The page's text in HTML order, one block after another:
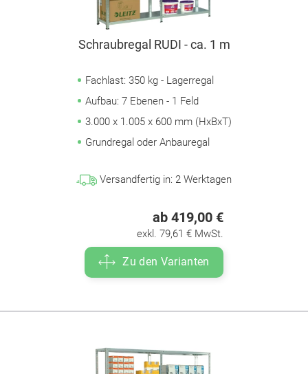
Schraubregal RUDI - ca. 1 m
Fachlast: 350 kg - Lagerregal
Aufbau: 7 Ebenen - 1 Feld
3.000 x 1.005 x 600 mm (HxBxT)
Grundregal oder Anbauregal
Versandfertig in: 2 Werktagen
ab 419,00 €
exkl. 79,61 € MwSt.
Zu den Varianten